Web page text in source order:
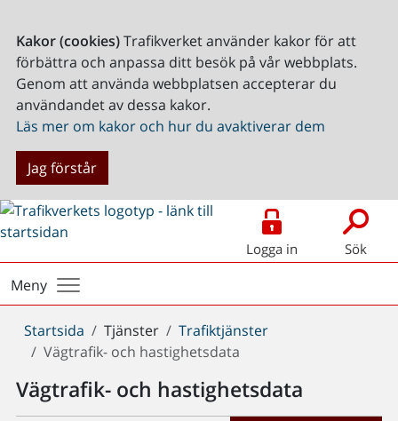
Kakor (cookies)Trafikverket använder kakor för att
förbättra och anpassa ditt besök på vår webbplats.
Genom att använda webbplatsen accepterar du
användandet av dessa kakor.
Läs mer om kakor och hur du avaktiverar dem
Jag förstår
Logga in Sök
Meny
Du
är
Startsida Tjänster
Trafiktjänster
Vägtrafik- och hastighetsdata
Vägtrafik- och hastighetsdata